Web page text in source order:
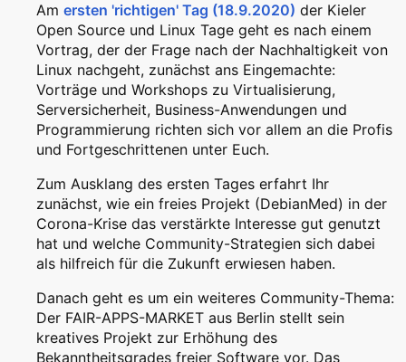
Am ersten 'richtigen' Tag (18.9.2020) der Kieler
Open Source und Linux Tage geht es nach einem
Vortrag, der der Frage nach der Nachhaltigkeit von
Linux nachgeht, zunächst ans Eingemachte:
Vorträge und Workshops zu Virtualisierung,
Serversicherheit, Business-Anwendungen und
Programmierung richten sich vor allem an die Profis
und Fortgeschrittenen unter Euch.
Zum Ausklang des ersten Tages erfahrt Ihr
zunächst, wie ein freies Projekt (DebianMed) in der
Corona-Krise das verstärkte Interesse gut genutzt
hat und welche Community-Strategien sich dabei
als hilfreich für die Zukunft erwiesen haben.
Danach geht es um ein weiteres Community-Thema:
Der FAIR-APPS-MARKET aus Berlin stellt sein
kreatives Projekt zur Erhöhung des
Bekanntheitsgrades freier Software vor. Das